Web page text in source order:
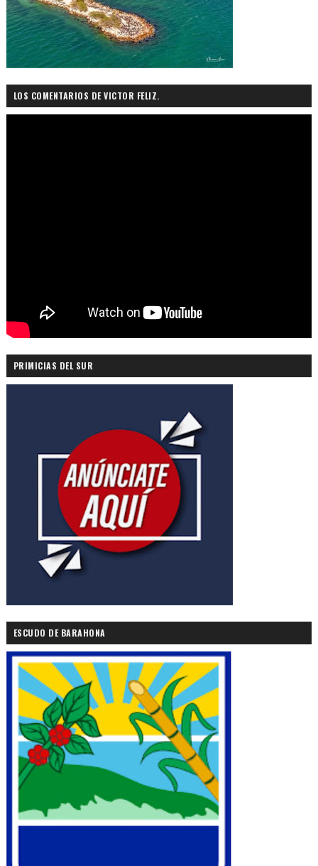
LOS COMENTARIOS DE VICTOR FELIZ.
PRIMICIAS DEL SUR
ESCUDO DE BARAHONA